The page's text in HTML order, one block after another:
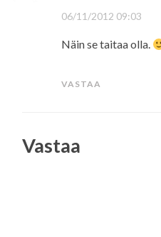
06/11/2012 09:03
Näin se taitaa olla.
VASTAA
Vastaa